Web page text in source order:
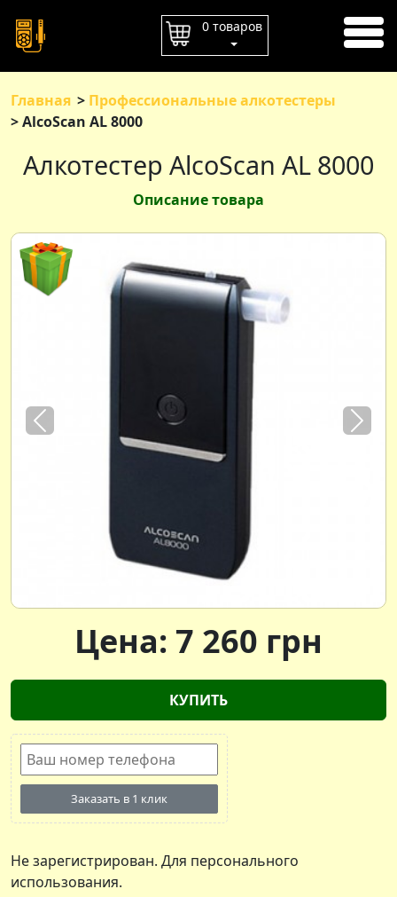
ГЛАВНАЯ
ОПЛАТА
ДОСТАВКА
0 товаров
Главная
Профессиональные алкотестеры
AlcoScan AL 8000
Алкотестер AlcoScan AL 8000
Описание товара
Previous Next
Цена: 7 260 грн
КУПИТЬ
Заказать в 1 клик
Не зарегистрирован. Для персонального
использования.